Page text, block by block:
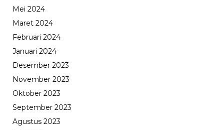
Mei 2024
Maret 2024
Februari 2024
Januari 2024
Desember 2023
November 2023
Oktober 2023
September 2023
Agustus 2023